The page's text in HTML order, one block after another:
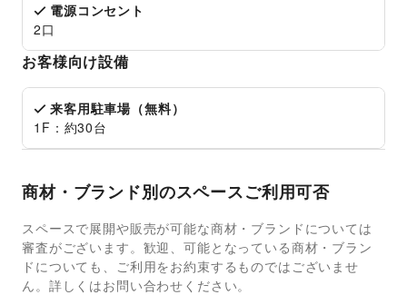
電源コンセント
2口
お客様向け設備
来客用駐車場（無料）
1F：約30台
商材・ブランド別のスペースご利用可否
スペースで展開や販売が可能な商材・ブランドについては
審査がございます。歓迎、可能となっている商材・ブラン
ドについても、ご利用をお約束するものではございませ
ん。詳しくはお問い合わせください。